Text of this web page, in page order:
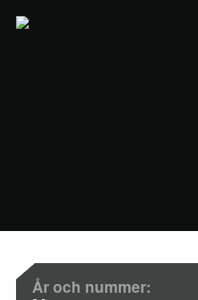
År och nummer: